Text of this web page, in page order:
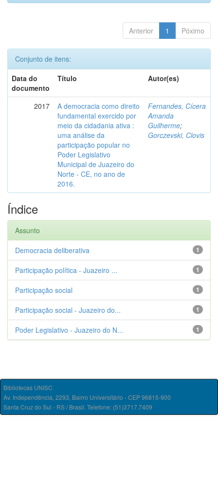
Anterior 1 Póximo
Conjunto de itens:
Data do
documento
Título Autor(es)
2017
A democracia como direito
fundamental exercido por
meio da cidadania ativa :
uma análise da
participação popular no
Poder Legislativo
Municipal de Juazeiro do
Norte - CE, no ano de
2016.
Fernandes, Cícera
Amanda
Guilherme;
Gorczevski, Clovis
Índice
Assunto
1
Democracia deliberativa
1
Participação política - Juazeiro ...
1
Participação social
1
Participação social - Juazeiro do...
1
Poder Legislativo - Juazeiro do N...
Bibliotecas UNISC
Av. Independência, 2293, Bairro Universitário - CEP 96815-900
Santa Cruz do Sul - RS / Brasil. Telefone: (51)3717.7409